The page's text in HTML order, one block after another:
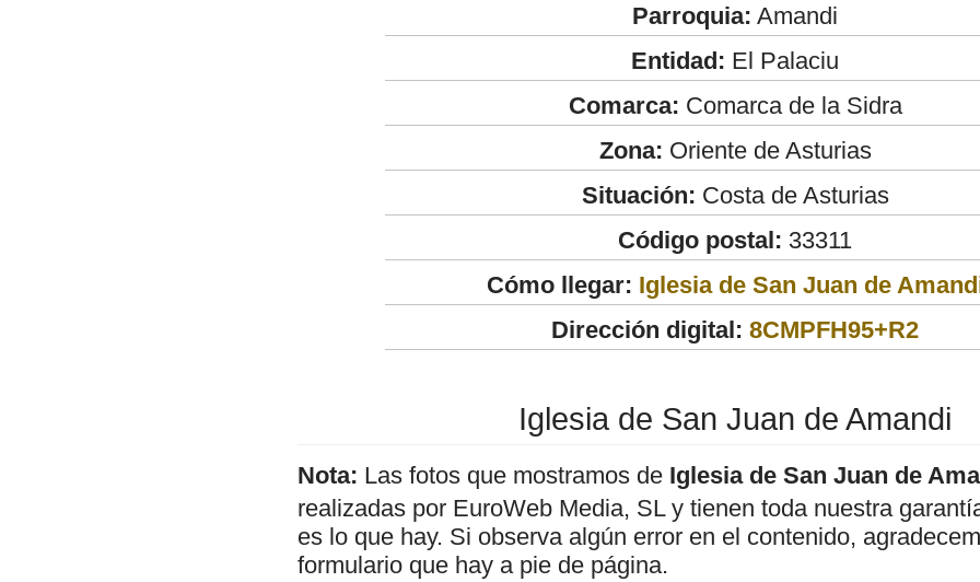
Parroquia: Amandi
Entidad: El Palaciu
Comarca: Comarca de la Sidra
Zona: Oriente de Asturias
Situación: Costa de Asturias
Código postal: 33311
Cómo llegar: Iglesia de San Juan de
Dirección digital: 8CMPFH95+R2
Iglesia de San Juan de Amandi
Nota: Las fotos que mostramos de Iglesia de San Juan de
realizadas por EuroWeb Media, SL y tienen toda nuestra
es lo que hay. Si observa algún error en el contenido,
formulario que hay a pie de página.